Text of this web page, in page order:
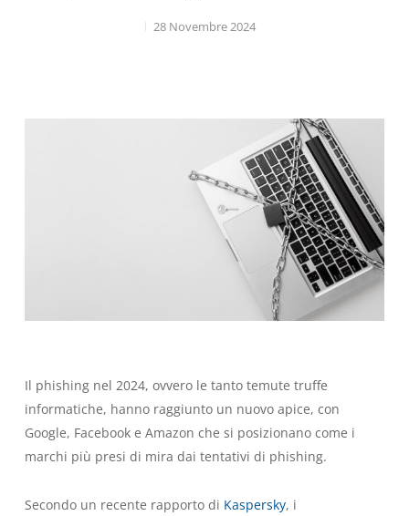
28 Novembre 2024
Il phishing nel 2024, ovvero le tanto temute truffe
informatiche, hanno raggiunto un nuovo apice, con
Google, Facebook e Amazon che si posizionano come i
marchi più presi di mira dai tentativi di phishing.
Secondo un recente rapporto di Kaspersky, i